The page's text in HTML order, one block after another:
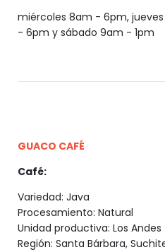
miércoles 8am - 6pm,
- 6pm y sábado 9am - 1pm
GUACO CAFÉ
Café:
Variedad: Java
Procesamiento: Natural
Unidad productiva: Los Andes
Región: Santa Bárbara,